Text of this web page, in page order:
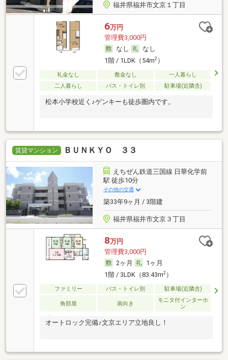
福井県福井市文京１丁目
6万円
管理費3,000円
なし
なし
1階 / 1LDK（54m2）
礼金なし 敷金なし
一人暮らし
二人暮らし
バス・トイレ別 駐車場(近隣含)
松本小学校近く♪ゲンキーも徒歩圏内です。
賃貸マンション ＢＵＮＫＹＯ ３３
えちぜん鉄道三国線 日華化学前
駅 徒歩10分
その他の交通
築33年9ヶ月 / 3階建
福井県福井市文京３丁目
8万円
管理費3,000円
2ヶ月
1ヶ月
1階 / 3LDK（83.43m2）
ファミリー バス・トイレ別 駐車場(近隣含)
角部屋 南向き
モニタ付インターホ
ン
オートロック完備♪文京エリア立地良し！